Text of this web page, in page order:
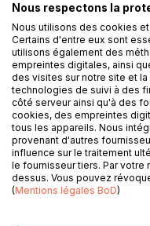
De ses
Orphelin de
cation du
à la
rempile
d’évasion il
Pendant
heures les
tenu debout
est de
Nous respectons la
Nous utilisons des cookies
Certains d'entre eux sont
utilisons également des
empreintes digitales, ainsi
des visites sur notre site et
technologies de suivi à des
côté serveur ainsi qu'à des
cookies, des empreintes
tous les appareils. Nous
provenant d'autres
influence sur le traitement
le fournisseur tiers. Par
dessus. Vous pouvez
(Mentions légales BoD)